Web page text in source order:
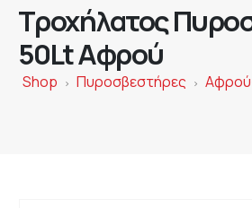
Τροχήλατος
50Lt Αφρού
Shop > Πυροσβεστήρες >